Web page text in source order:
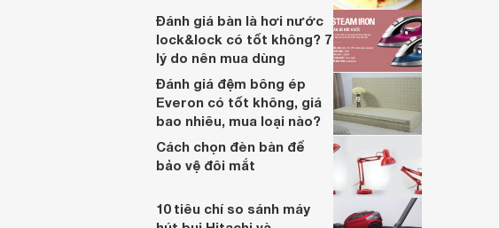
Đánh giá bàn là hơi nước
lock&lock có tốt không? 7
lý do nên mua dùng
Đánh giá đệm bông ép
Everon có tốt không, giá
bao nhiêu, mua loại nào?
Cách chọn đèn bàn để
bảo vệ đôi mắt
10 tiêu chí so sánh máy